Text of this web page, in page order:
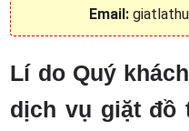
Email:
Lí do Quý
dịch vụ giặt đồ